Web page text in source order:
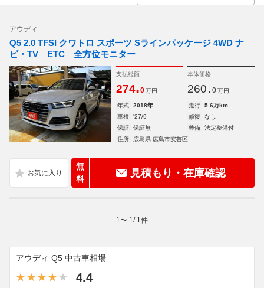
アウディ
Q5 2.0 TFSI クワトロ スポーツ Sラインパッケージ 4WD ナ
ビ・TV ETC 全方位モニター
支払総額
274.0 万円
本体価格
260. 0 万円
年式 2018年 走行
5.6万km
車検
'27/9 修復
なし
保証
保証無 整備
法定整備付
住所
広島県 広島市安芸区
無
料
見積もり・在庫確認
1 〜 1 / 1 件
アウディ Q5 中古車相場
4.4